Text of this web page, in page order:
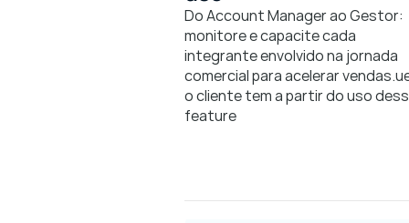
Do Account Manager ao Gestor:
monitore e capacite cada
integrante envolvido na jornada
comercial para acelerar
o cliente tem a partir do uso
feature